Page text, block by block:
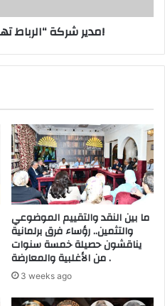
مدير شركة “الرباط تهيئة” يقدم استقالته!
ما بين النقد والتقييم الموضوعي
والتثمين.. رؤساء فرق برلمانية
يناقشون حصيلة خمسة سنوات
من الأغلبية والمعارضة .
3 weeks ago